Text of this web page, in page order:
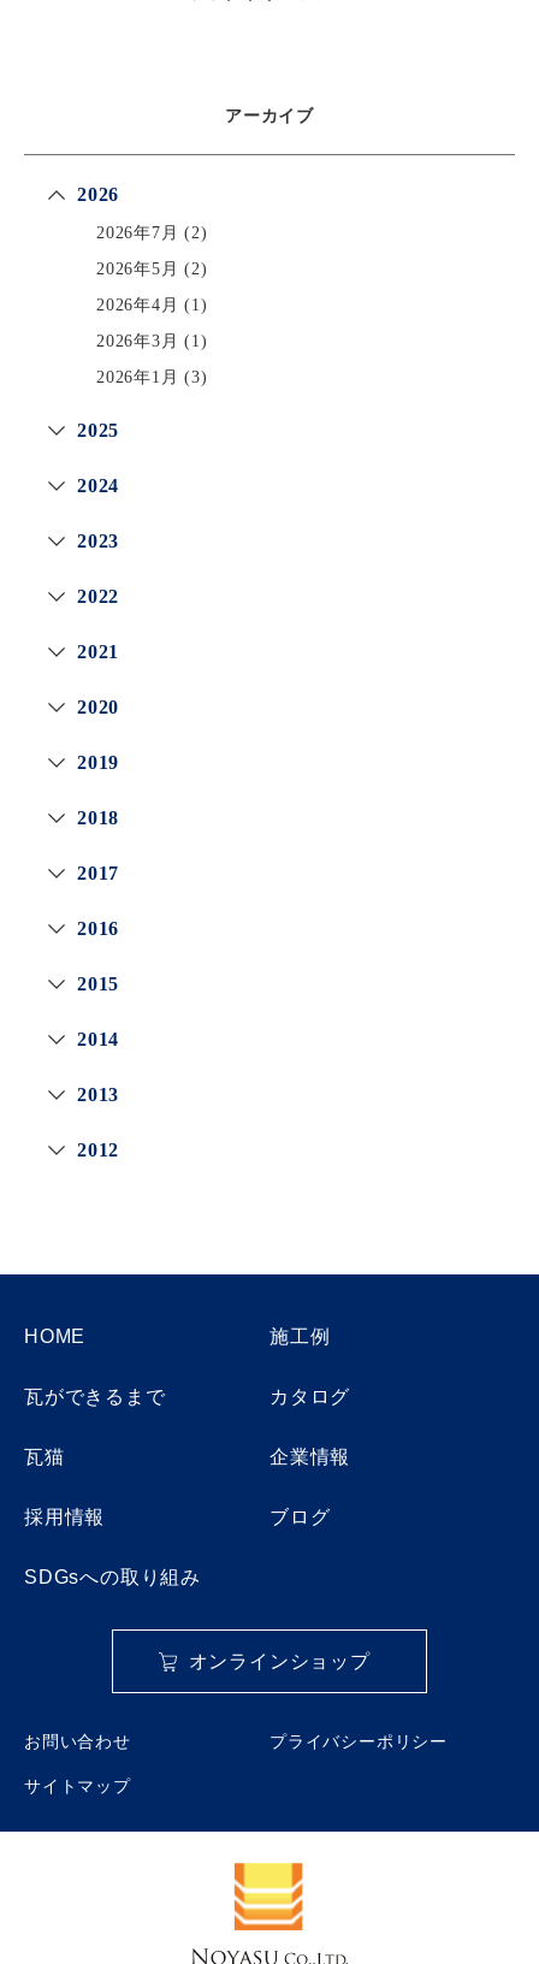
アーカイブ
2026
2026年7月 (2)
2026年5月 (2)
2026年4月 (1)
2026年3月 (1)
2026年1月 (3)
2025
2024
2023
2022
2021
2020
2019
2018
2017
2016
2015
2014
2013
2012
HOME 施工例
瓦ができるまで カタログ
瓦猫 企業情報
採用情報 ブログ
SDGsへの取り組み
オンラインショップ
お問い合わせ プライバシーポリシー
サイトマップ